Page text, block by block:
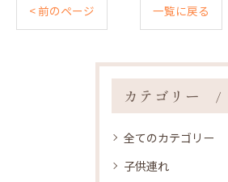
< 前のページ 一覧に戻る
カテゴリー
全てのカテゴリー
子供連れ